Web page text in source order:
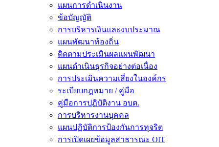
แผนการดำเนินงาน
ข้อบัญญัติ
การบริหารเงินและงบประมาณ
แผนพัฒนาท้องถิ่น
ติดตามประเมินผลแผนพัฒนา
แผนดำเนินธุรกิจอย่างต่อเนื่อง
การประเมินความเสี่ยงในองค์กร
ระเบียบกฎหมาย / คู่มือ
คู่มือการปฎิบัติงาน อบต.
การบริหารงานบุคคล
แผนปฏิบัติการป้องกันการทุจริต
การเปิดเผยข้อมูลสาธารณะ OIT